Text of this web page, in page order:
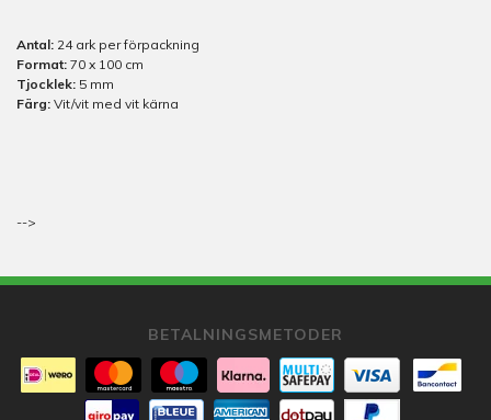
Antal: 24 ark per förpackning
Format: 70 x 100 cm
Tjocklek: 5 mm
Färg: Vit/vit med vit kärna
-->
BETALNINGSMETODER